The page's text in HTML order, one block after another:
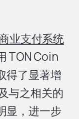
业支付系统
TON Coin
得了显著增
与之相关的
显，进一步